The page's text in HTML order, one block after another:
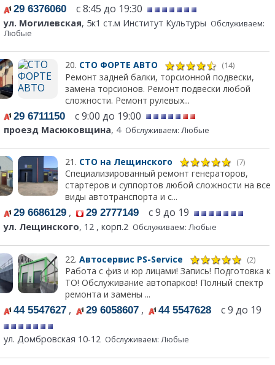
29 6376060 с 8:45 до 19:30
ул. Могилевская, 5к1 ст.м Институт Культуры Обслуживаем:
Любые
20. СТО ФОРТЕ АВТО (14)
Ремонт задней балки, торсионной подвески,
замена торсионов. Ремонт подвески любой
сложности. Ремонт рулевых...
29 6711150 с 9:00 до 19:00
проезд Масюковщина, 4 Обслуживаем: Любые
21. СТО на Лещинского (7)
Специализированный ремонт генераторов,
стартеров и суппортов любой сложности на все
виды автотранспорта и с...
29 6686129 , 29 2777149 с 9 до 19
ул. Лещинского, 12 , корп.2 Обслуживаем: Любые
22. Автосервис PS-Service (2)
Работа с физ и юр лицами! Запись! Подготовка к
ТО! Обслуживание автопарков! Полный спектр
ремонта и замены ...
44 5547627 , 29 6058607 , 44 5547628 с 9 до 19
ул. Домбровская 10-12 Обслуживаем: Любые